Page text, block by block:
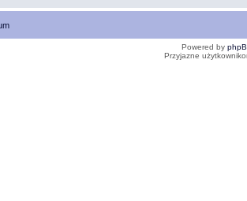
Powered by
Przyjazne